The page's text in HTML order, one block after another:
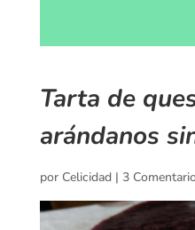
Tarta de
arándanos
por Celicidad| 3